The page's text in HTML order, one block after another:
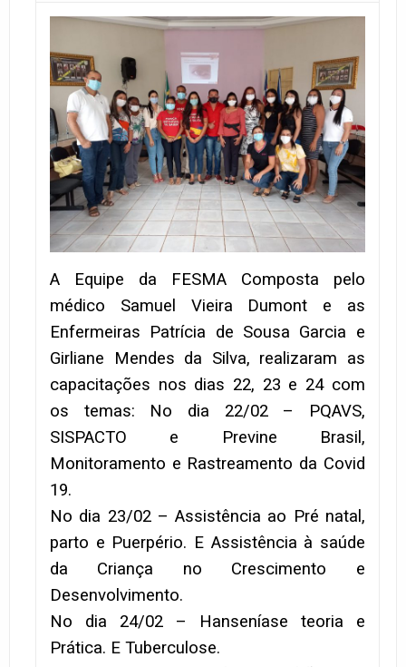
A Equipe da FESMA Composta pelo
médico Samuel Vieira Dumont e as
Enfermeiras Patrícia de Sousa Garcia e
Girliane Mendes da Silva, realizaram as
capacitações nos dias 22, 23 e 24 com
os temas: No dia 22/02 – PQAVS,
SISPACTO e Previne Brasil,
Monitoramento e Rastreamento da Covid
19.
No dia 23/02 – Assistência ao Pré natal,
parto e Puerpério. E Assistência à saúde
da Criança no Crescimento e
Desenvolvimento.
No dia 24/02 – Hanseníase teoria e
Prática. E Tuberculose.